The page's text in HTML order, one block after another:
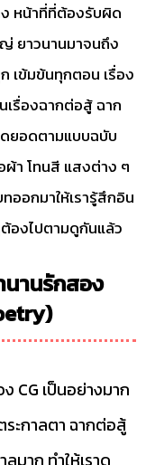
ง หน้าที่ที่ต้องรับผิด
ยาวนานมาจนถึง
เข้มข้นทุกตอน เรื่อง
เรื่องฉากต่อสู้ ฉาก
ยอดตามแบบฉบับ
ผ้า โทนสี แสงต่าง ๆ
อกมาให้เรารู้สึกอิน
องไปตามดูกันแล้ว
นานรักสอง
CG เป็นอย่างมาก
ระกาลตา ฉากต่อสู้